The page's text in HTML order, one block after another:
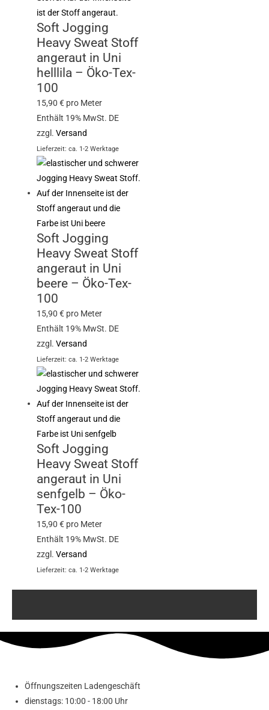
Soft Jogging
Heavy Sweat Stoff
angeraut in Uni
helllila – Öko-Tex-
100
15,90€ pro Meter
Enthält 19% MwSt. DE
zzgl.Versand
Lieferzeit: ca. 1-2 Werktage
Soft Jogging
Heavy Sweat Stoff
angeraut in Uni
beere – Öko-Tex-
100
15,90€ pro Meter
Enthält 19% MwSt. DE
zzgl.Versand
Lieferzeit: ca. 1-2 Werktage
Soft Jogging
Heavy Sweat Stoff
angeraut in Uni
senfgelb – Öko-
Tex-100
15,90€ pro Meter
Enthält 19% MwSt. DE
zzgl.Versand
Lieferzeit: ca. 1-2 Werktage
Öffnungszeiten Ladengeschäft
dienstags: 10:00 - 18:00 Uhr